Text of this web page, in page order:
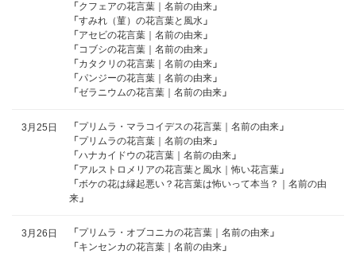
「 クフェアの花言葉｜名前の由来 」
「 すみれ（菫）の花言葉と風水 」
「 アセビの花言葉｜名前の由来 」
「 コブシの花言葉｜名前の由来 」
「 カタクリの花言葉｜名前の由来 」
「 パンジーの花言葉｜名前の由来 」
「 ゼラニウムの花言葉｜名前の由来 」
3月25日 「 プリムラ・マラコイデスの花言葉｜名前の由来 」
「 プリムラの花言葉｜名前の由来 」
「 ハナカイドウの花言葉｜名前の由来 」
「 アルストロメリアの花言葉と風水｜怖い花言葉 」
「 ボケの花は縁起悪い？花言葉は怖いって本当？｜名前の由
来 」
3月26日 「 プリムラ・オブコニカの花言葉｜名前の由来 」
「 キンセンカの花言葉｜名前の由来 」